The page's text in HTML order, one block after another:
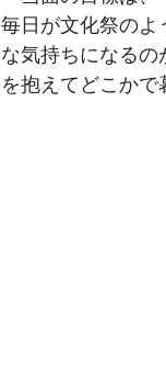
毎日が文化祭のよ
な気持ちになる
を抱えてどこかで